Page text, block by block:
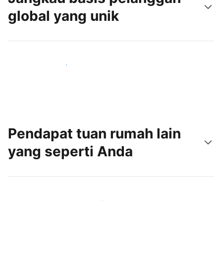
global yang unik
Jangkau tamu baru hari ini
Pendapat tuan rumah lain
yang seperti Anda
Gabung dengan tuan rumah lain seperti Anda